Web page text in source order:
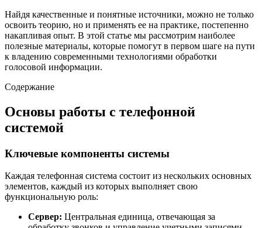
Найдя качественные и понятные источники, можно не только
освоить теорию, но и применять ее на практике, постепенно
накапливая опыт. В этой статье мы рассмотрим наиболее
полезные материалы, которые помогут в первом шаге на пути
к владению современными технологиями обработки
голосовой информации.
Содержание
Основы работы с телефонной
системой
Ключевые компоненты системы
Каждая телефонная система состоит из нескольких основных
элементов, каждый из которых выполняет свою
функциональную роль:
Сервер: Центральная единица, отвечающая за